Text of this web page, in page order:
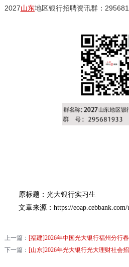
2027山东地区银行招聘资讯群：
原标题：光大银行实习生
文章来源：https://eoap.cebbank.com/
上一篇： [福建]2026年中国光大银行福州分行
下一篇： [山东]2026年光大银行光大理财社会招